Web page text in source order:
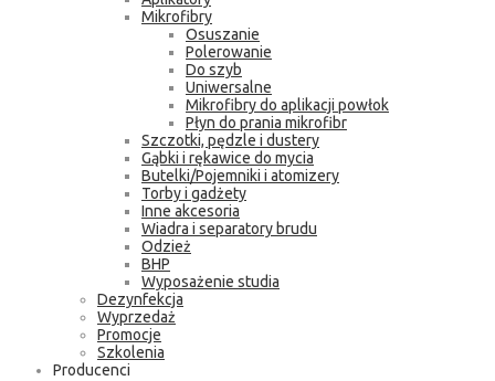
Mikrofibry
Osuszanie
Polerowanie
Do szyb
Uniwersalne
Mikrofibry do aplikacji powłok
Płyn do prania mikrofibr
Szczotki, pędzle i dustery
Gąbki i rękawice do mycia
Butelki/Pojemniki i atomizery
Torby i gadżety
Inne akcesoria
Wiadra i separatory brudu
Odzież
BHP
Wyposażenie studia
Dezynfekcja
Wyprzedaż
Promocje
Szkolenia
Producenci